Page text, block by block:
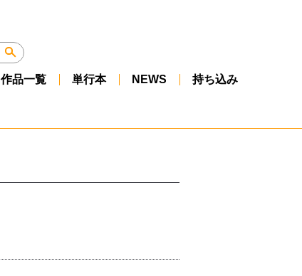
作品一覧 単行本 NEWS 持ち込み